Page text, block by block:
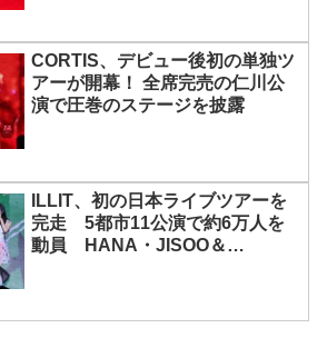
CORTIS、デビュー後初の単独ツ
アーが開幕！ 全席完売の仁川公
演で圧巻のステージを披露
ILLIT、初の日本ライブツアーを
完走 5都市11公演で約6万人を
動員 HANA・JISOO＆